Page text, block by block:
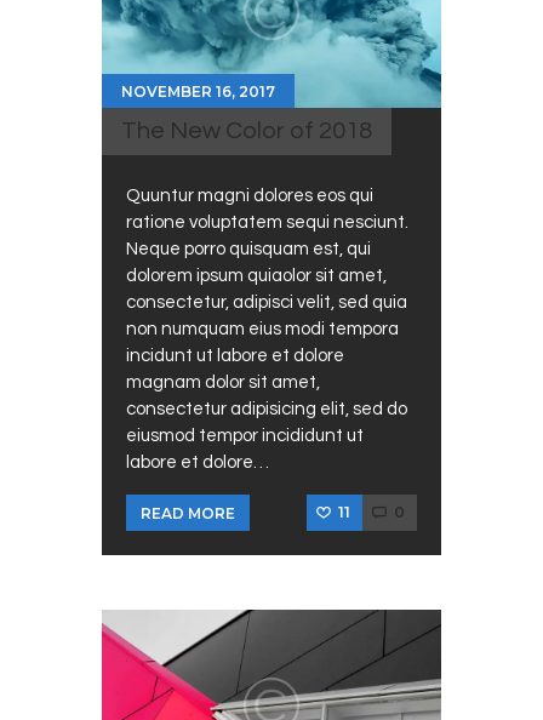
NOVEMBER 16, 2017
The New Color of 2018
Quuntur magni dolores eos qui
ratione voluptatem sequi nesciunt.
Neque porro quisquam est, qui
dolorem ipsum quiaolor sit amet,
consectetur, adipisci velit, sed quia
non numquam eius modi tempora
incidunt ut labore et dolore
magnam dolor sit amet,
consectetur adipisicing elit, sed do
eiusmod tempor incididunt ut
labore et dolore…
READ MORE 11 0